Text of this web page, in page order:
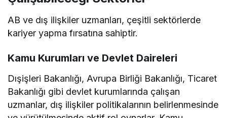
AB ve dış ilişkiler uzmanları, çeşitli sektörlerde
kariyer yapma fırsatına sahiptir.
Kamu Kurumları ve Devlet Daireleri
Dışişleri Bakanlığı, Avrupa Birliği Bakanlığı, Ticaret
Bakanlığı gibi devlet kurumlarında çalışan
uzmanlar, dış ilişkiler politikalarının belirlenmesinde